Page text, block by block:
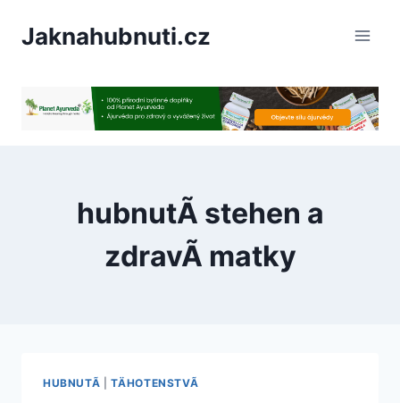
Jaknahubnuti.cz
hubnutÃ­ stehen a
zdravÃ­ matky
HUBNUTÃ­ TÄHOTENSTVÃ­